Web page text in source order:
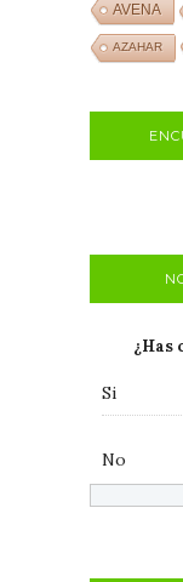
AVENA
AZAHAR
¿Has
Si
No